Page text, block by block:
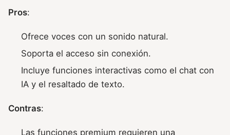
Pros:
Ofrece voces con un sonido natural.
Soporta el acceso sin conexión.
Incluye funciones interactivas como el chat con
IA y el resaltado de texto.
Contras:
Las funciones premium requieren una